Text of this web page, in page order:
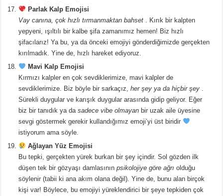
Parlak Kalp Emojisi
Vay canına, çok hızlı tırmanmaktan bahset . Kırık bir kalpten
yepyeni, ışıltılı bir kalbe şifa zamanımız hemen! Biz hızlı
şifacılarız! Ya bu, ya da önceki emojiyi gönderdiğimizde gerçekten
kırılmadık. Yine de, hızlı hareket ediyoruz.
Mavi Kalp Emojisi
Kırmızı kalpler en çok sevdiklerimize, mavi kalpler de
sevdiklerimize. Biz böyle bir sarkaçız,her şey ya da hiçbir şey
Sürekli duygular ve karışık duygular arasında gidip geliyor. Eğer
biz bir tanıdık ya dasadece vibe olmayan bir uzak aile üyesine
sevgi göstermek gerekir kullandığımız emoji’yi üst biridir
istiyorum ama söyle.
Ağlayan Yüz Emojisi
Bu tepki, gerçekten yürek burkan bir şey içindir. Sol gözden ilk
düşen tek bir gözyaşı damlasınınpsikolojiye göre ağrı olduğu
söylenir (tabii ki ana akım olana değil). Yine de, bunu alan birçok
kişi var! Böylece, bu emojiyi yüreklendirici bir şeye tepkiden çok